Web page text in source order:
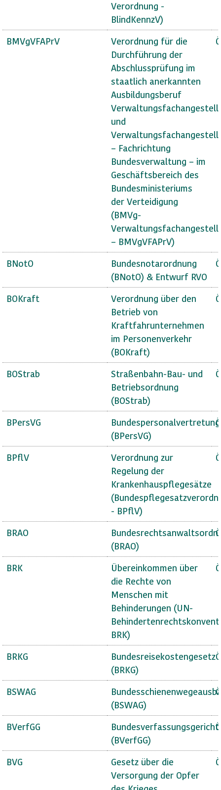
Verordnung -
BlindKennzV)
BMVgVFAPrV
Verordnung für die
Durchführung der
Abschlussprüfung im
staatlich anerkannten
Ausbildungsberuf
und
– Fachrichtung
Bundesverwaltung – im
Geschäftsbereich des
Bundesministeriums
der Verteidigung
(BMVg-
– BMVgVFAPrV)
BNotO
Bundesnotarordnung
(BNotO) & Entwurf RVO
BOKraft
Verordnung über den
Betrieb von
Kraftfahrunternehmen
im Personenverkehr
(BOKraft)
BOStrab
Straßenbahn-Bau- und
Betriebsordnung
(BOStrab)
BPersVG
(BPersVG)
BPflV
Verordnung zur
Regelung der
Krankenhauspflegesätze
- BPflV)
BRAO
(BRAO)
BRK
Übereinkommen über
die Rechte von
Menschen mit
Behinderungen (UN-
BRK)
BRKG
Bundesreisekostengesetz
(BRKG)
BSWAG
(BSWAG)
BVerfGG
(BVerfGG)
BVG
Gesetz über die
Versorgung der Opfer